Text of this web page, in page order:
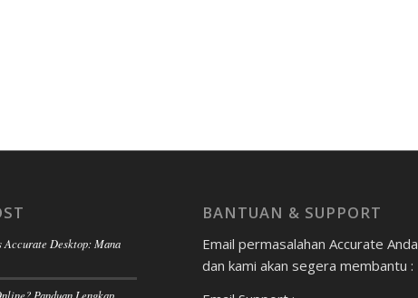
Desktop: Mana
BANTUAN & SUPPORT
Email permasalahan Accurate Anda
dan kami akan segera membantu :